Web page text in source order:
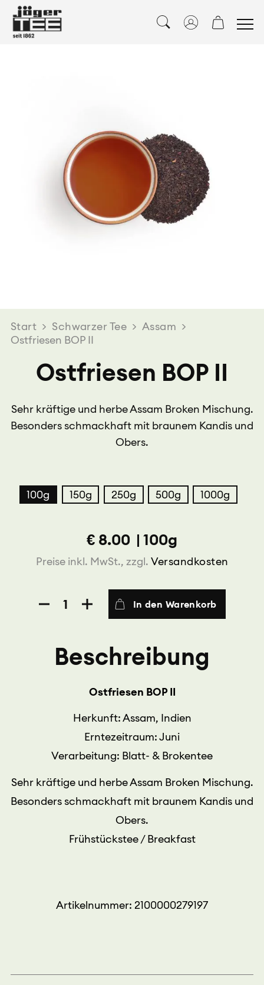
Start > Schwarzer Tee > Assam >
Ostfriesen BOP II
Ostfriesen BOP II
Sehr kräftige und herbe Assam Broken Mischung.
Besonders schmackhaft mit braunem Kandis und
Obers.
100g 150g 250g 500g 1000g
€ 8.00 | 100g
Preise inkl. MwSt., zzgl. Versandkosten
Ostfriesen
BOP
In den Warenkorb
Beschreibung
Ostfriesen BOP II
Herkunft: Assam, Indien
Erntezeitraum: Juni
Verarbeitung: Blatt- & Brokentee
Sehr kräftige und herbe Assam Broken Mischung.
Besonders schmackhaft mit braunem Kandis und
Obers.
Frühstückstee / Breakfast
Artikelnummer: 2100000279197